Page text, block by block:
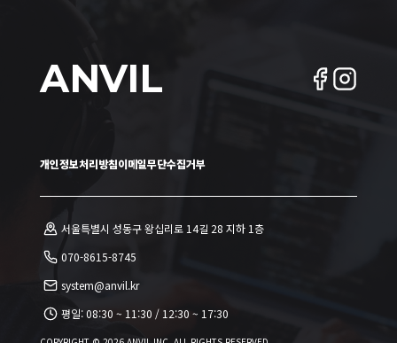
ANVIL
개인정보처리방침이메일무단수집거부
서울특별시 성동구 왕십리로 14길 28 지하 1층
070-8615-8745
system@anvil.kr
평일:08:30 ~ 11:30 / 12:30 ~ 17:30